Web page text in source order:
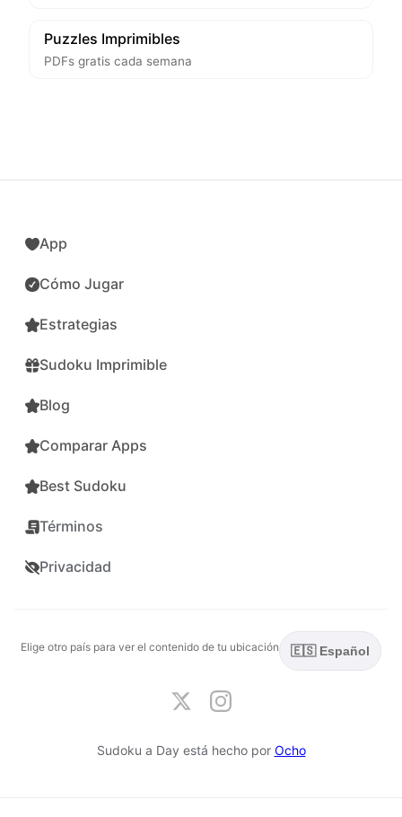
Puzzles Imprimibles
PDFs gratis cada semana
App
Cómo Jugar
Estrategias
Sudoku Imprimible
Blog
Comparar Apps
Best Sudoku
Términos
Privacidad
Elige otro país para ver el contenido de tu ubicación 🇪🇸 Español
Sudoku a Day está hecho por Ocho